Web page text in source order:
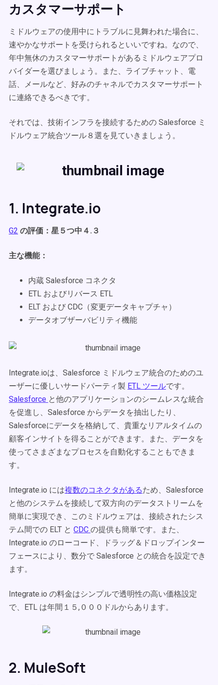
カスタマーサポート
ミドルウェアの使用中にトラブルに見舞われた場合に、
速やかなサポートを受けられるといいですね。なので、
年中無休のカスタマーサポートがあるミドルウェアプロ
バイダーを選びましょう。また、ライブチャット、電
話、メールなど、好みのチャネルでカスタマーサポート
に連絡できるべきです。
それでは、技術インフラを接続するための Salesforce ミ
ドルウェア統合ツール８選を見ていきましょう。
1. Integrate.io
G2 の評価：星５つ中４.３
主な機能：
内蔵 Salesforce コネクタ
ETL およびリバース ETL
ELT および CDC（変更データキャプチャ）
データオブザーバビリティ機能
Integrate.ioは、Salesforce ミドルウェア統合のためのユ
ーザーに優しいサードパーティ製 ETL ツールです。
Salesforce と他のアプリケーションのシームレスな統合
を促進し、Salesforce からデータを抽出したり、
Salesforceにデータを格納して、貴重なリアルタイムの
顧客インサイトを得ることができます。また、データを
使ってさまざまなプロセスを自動化することもできま
す。
Integrate.io には複数のコネクタがあるため、Salesforce
と他のシステムを接続して双方向のデータストリームを
簡単に実現でき、このミドルウェアは、接続されたシス
テム間での ELT と CDC の提供も簡単です。また、
Integrate.io のローコード、ドラッグ＆ドロップインター
フェースにより、数分で Salesforce との統合を設定でき
ます。
Integrate.io の料金はシンプルで透明性の高い価格設定
で、ETL は年間１５,０００ドルからあります。
2. MuleSoft